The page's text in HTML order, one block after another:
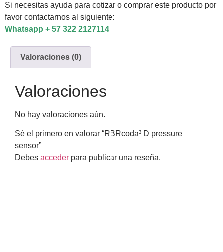
Si necesitas ayuda para cotizar o comprar este producto por
favor contactarnos al siguiente:
Whatsapp + 57 322 2127114
Valoraciones (0)
Valoraciones
No hay valoraciones aún.
Sé el primero en valorar “RBRcoda³ D pressure
sensor”
Debes acceder para publicar una reseña.